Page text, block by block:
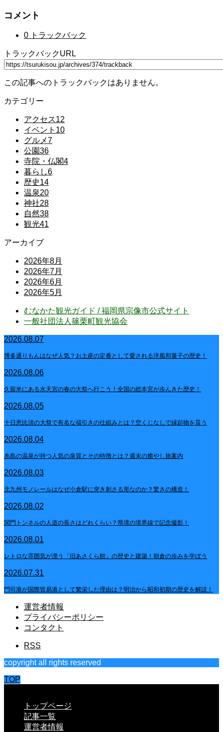
コメント
0 トラックバック
トラックバックURL
この記事へのトラックバックはありません。
カテゴリー
アクセス12
イベント 10
グルメ7
公園36
寺院・仏閣4
暮らし6
歴史14
温泉20
神社28
自然38
観光41
アーカイブ
2026年8月
2026年7月
2026年6月
2026年5月
むなかた観光ガイド / 福岡県宗像市公式サイト
⼀般社団法⼈篠栗町観光協会
2026.08.07
博多通りもんはなぜ人気？お土産の定番として愛される洋風和菓子の歴史！
2026.08.06
久留米にある水天宮の春の大祭へ行こう！全国の総本宮が歩んきた歴史！
2026.08.05
十日恵比須の大祭で有名な福引きの仕組みとは？空くじなしで縁起物を貰う
2026.08.04
糸島の温泉が持つ人気の泉質とその特徴とは？週末の癒やし旅案内
2026.08.03
北九州モノレールはなぜ小倉駅に突き刺さる形なのか？驚きの構造！
2026.08.02
関門トンネルの人道の長さはどれくらい？県境の境界線で記念撮影！
2026.08.01
レトロな雰囲気が漂う「旧あさくら館」の歴史と建築！朝倉の歩みを学ぼう
2026.07.31
門司港が国際貿易港として繁栄した理由は？明治から昭和初期の歴史を解説！
運営者情報
プライバシーポリシー
コンタクト
RSS
copyright all rights reserved
TOP
トップページ
記事一覧
運営者情報